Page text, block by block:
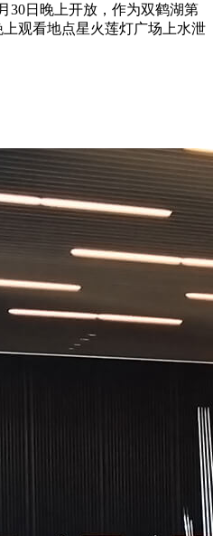
30日晚上开放，作为双鹤湖第
观看地点星火莲灯广场上水泄